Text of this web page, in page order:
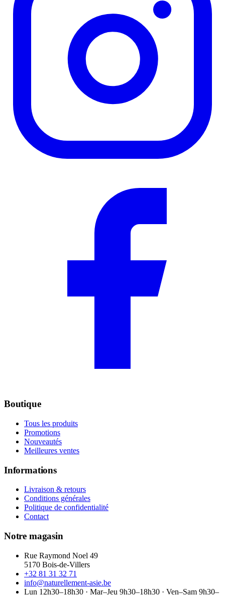
Boutique
Tous les produits
Promotions
Nouveautés
Meilleures ventes
Informations
Livraison & retours
Conditions générales
Politique de confidentialité
Contact
Notre magasin
Rue Raymond Noel 49
5170 Bois-de-Villers
+32 81 31 32 71
info@naturellement-asie.be
Lun 12h30–18h30 · Mar–Jeu 9h30–18h30 · Ven–Sam 9h30–